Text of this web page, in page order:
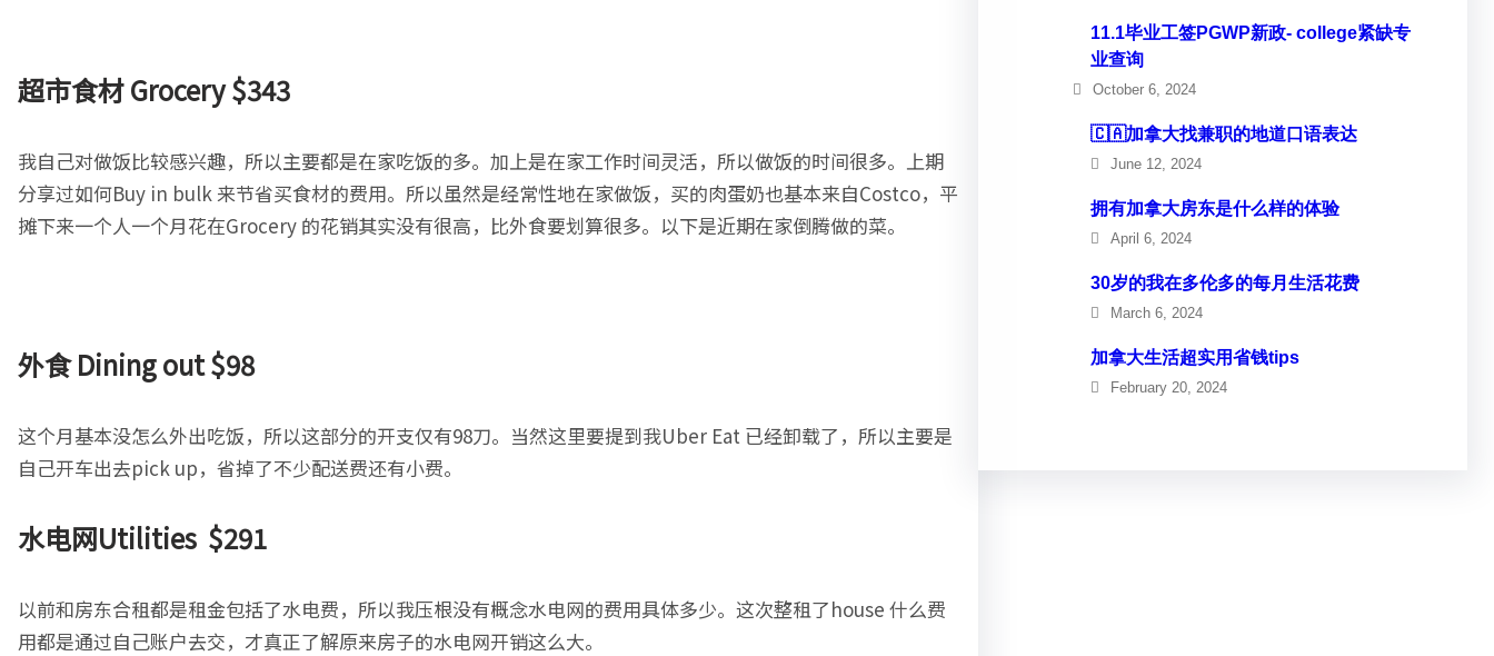
超市食材Grocery $343
我自己对做饭比较感兴趣，所以主要都是在家吃饭的多。加上是在家工作时间灵活，所以做饭的时间很多。上期
分享过如何Buy in bulk 来节省买食材的费用。所以虽然是经常性地在家做饭，买的肉蛋奶也基本来自Costco，平
摊下来一个人一个月花在Grocery 的花销其实没有很高，比外食要划算很多。以下是近期在家倒腾做的菜。
外食Dining out $98
这个月基本没怎么外出吃饭，所以这部分的开支仅有98刀。当然这里要提到我Uber Eat 已经卸载了，所以主要是
自己开车出去pick up，省掉了不少配送费还有小费。
水电网Utilities $291
以前和房东合租都是租金包括了水电费，所以我压根没有概念水电网的费用具体多少。这次整租了house 什么费
用都是通过自己账户去交，才真正了解原来房子的水电网开销这么大。
11.1毕业工签PGWP新政- college紧缺专
业查询
October 6, 2024
🇨🇦加拿大找兼职的地道口语表达
June 12, 2024
拥有加拿大房东是什么样的体验
April 6, 2024
30岁的我在多伦多的每月生活花费
March 6, 2024
加拿大生活超实用省钱tips
February 20, 2024